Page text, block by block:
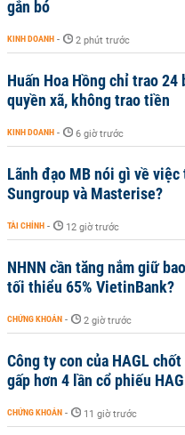
gắn bó
KINH DOANH - 2 phút trước
Huấn Hoa Hồng chỉ trao
quyền xã, không trao tiền
KINH DOANH - 6 giờ trước
Lãnh đạo MB nói gì về
Sungroup và Masterise?
TÀI CHÍNH - 12 giờ trước
NHNN cần tăng nắm giữ
tối thiểu 65% VietinBank?
CHỨNG KHOÁN - 2 giờ trước
Công ty con của HAGL
gấp hơn 4 lần cổ phiếu HAG
CHỨNG KHOÁN - 11 giờ trước